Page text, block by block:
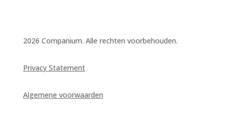
2026 Companium. Alle rechten voorbehouden.
Privacy Statement
Algemene voorwaarden